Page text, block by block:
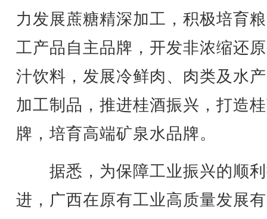
力发展蔗糖精深加工，积极培育
工产品自主品牌，开发非浓缩还
汁饮料，发展冷鲜肉、肉类及水
加工制品，推进桂酒振兴，打造
牌，培育高端矿泉水品牌。
据悉，为保障工业振兴的顺
进，广西在原有工业高质量发展